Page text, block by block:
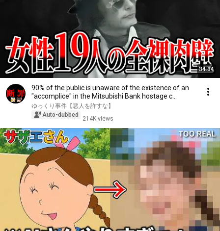
34:34
90% of the public is unaware of the existence of an
"accomplice" in the Mitsubishi Bank hostage c...
ゆっくり事件【悪人を許すな】
Auto-dubbed
214K views